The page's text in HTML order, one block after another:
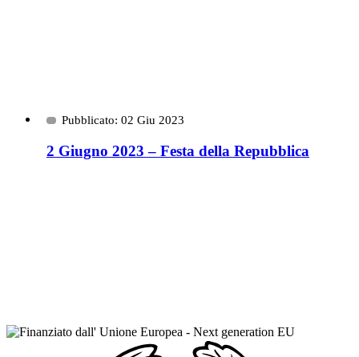
Pubblicato: 02 Giu 2023
2 Giugno 2023 – Festa della Repubblica